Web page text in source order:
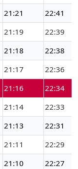
21:21
22:41
21:19
22:39
21:18
22:38
21:17
22:36
21:16
22:34
21:14
22:33
21:13
22:31
21:11
22:29
21:10
22:27